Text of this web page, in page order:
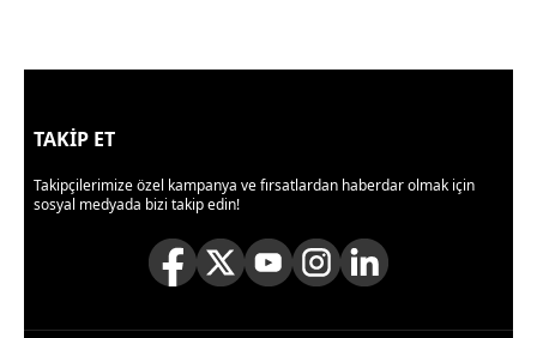
TAKİP ET
Takipçilerimize özel kampanya ve fırsatlardan haberdar olmak için
sosyal medyada bizi takip edin!